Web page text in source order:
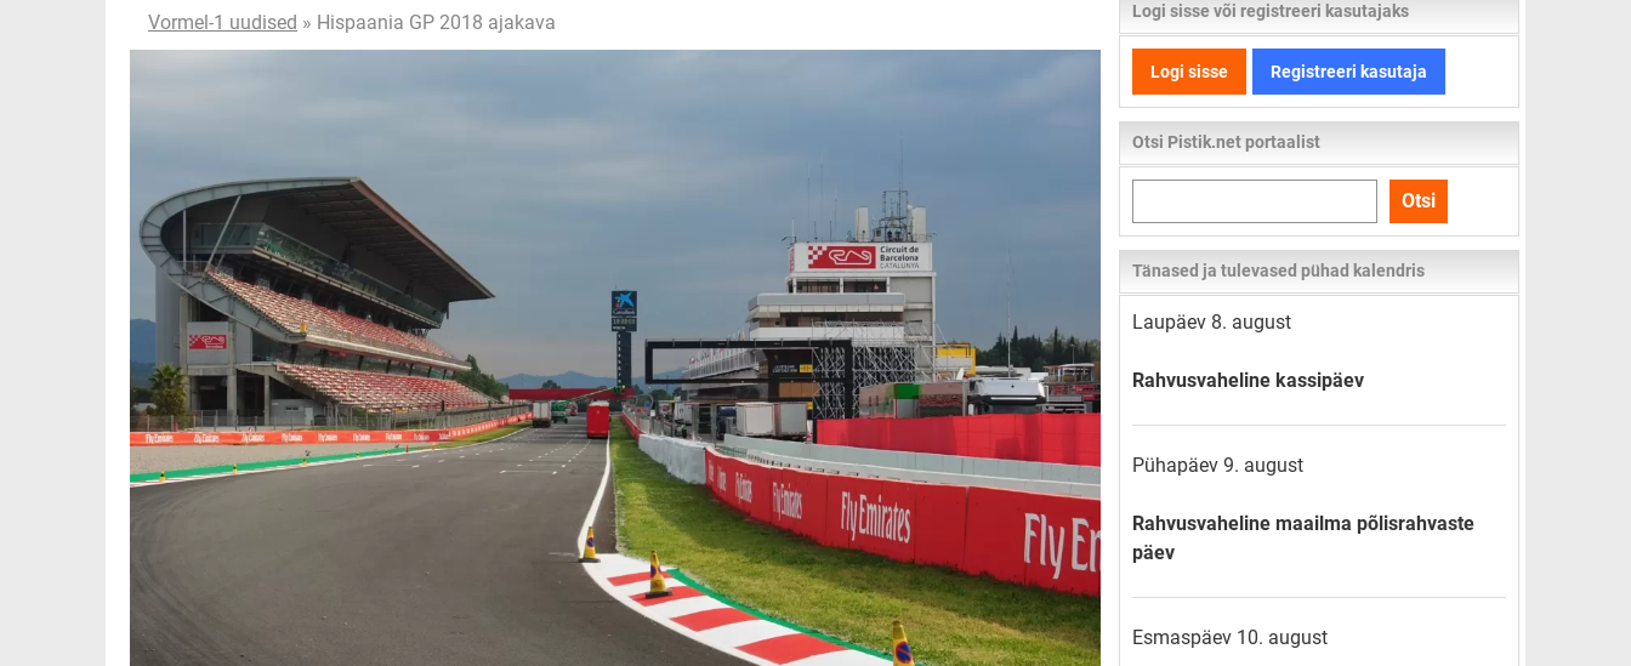
Vormel-1 uudised » Hispaania GP 2018 ajakava Logi sisse või registreeri kasutajaks
Logi sisse Registreeri kasutaja
Otsi Pistik.net portaalist
kogu
lehelt
Otsi
Tänased ja tulevased pühad kalendris
Laupäev 8. august
Rahvusvaheline kassipäev
Pühapäev 9. august
Rahvusvaheline maailma põlisrahvaste
päev
Esmaspäev 10. august